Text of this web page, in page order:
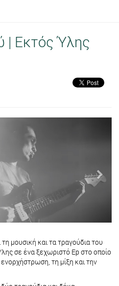
| Εκτός Ύλης
μουσική και τα τραγούδια του
σε ένα ξεχωριστό Ep στο οποίο
τη μίξη και την